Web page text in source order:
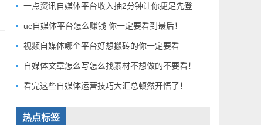
一点资讯自媒体平台收入抽2分钟让你捷足先登
uc自媒体平台怎么赚钱 你一定要看到最后！
视频自媒体哪个平台好想搬砖的你一定要看
自媒体文章怎么写怎么找素材不想做的不要看！
看完这些自媒体运营技巧大汇总顿然开悟了！
热点标签